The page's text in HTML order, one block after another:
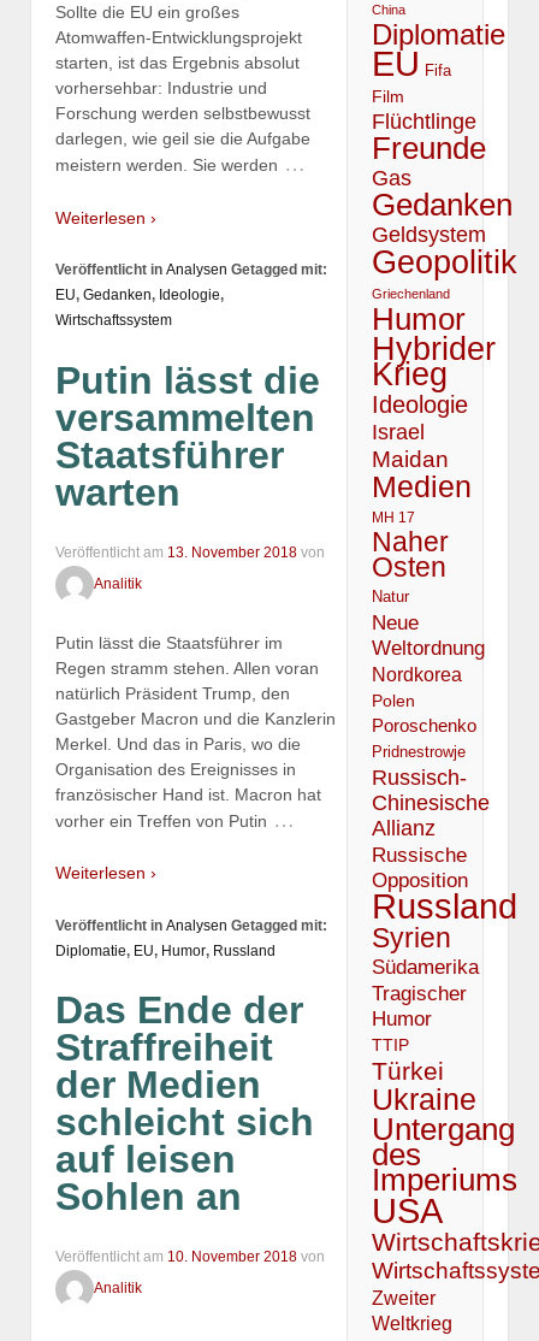
Sollte die EU ein großes
Atomwaffen-Entwicklungsprojekt
starten, ist das Ergebnis absolut
vorhersehbar: Industrie und
Forschung werden selbstbewusst
darlegen, wie geil sie die Aufgabe
meistern werden. Sie werden …
Weiterlesen ›
Veröffentlicht in Analysen Getagged mit:
EU, Gedanken, Ideologie,
Wirtschaftssystem
Putin lässt die
versammelten
Staatsführer
warten
Veröffentlicht am 13. November 2018 von
Analitik
Putin lässt die Staatsführer im
Regen stramm stehen. Allen voran
natürlich Präsident Trump, den
Gastgeber Macron und die Kanzlerin
Merkel. Und das in Paris, wo die
Organisation des Ereignisses in
französischer Hand ist. Macron hat
vorher ein Treffen von Putin …
Weiterlesen ›
Veröffentlicht in Analysen Getagged mit:
Diplomatie, EU, Humor, Russland
Das Ende der
Straffreiheit
der Medien
schleicht sich
auf leisen
Sohlen an
Veröffentlicht am 10. November 2018 von
Analitik
China
Diplomatie
EU Fifa
Film
Flüchtlinge
Freunde
Gas
Gedanken
Geldsystem
Geopolitik
Griechenland
Humor
Hybrider
Krieg
Ideologie
Israel
Maidan
Medien
MH 17
Naher
Osten
Natur
Neue
Weltordnung
Nordkorea
Polen
Poroschenko
Pridnestrowje
Russisch-
Chinesische
Allianz
Russische
Opposition
Russland
Syrien
Südamerika
Tragischer
Humor
TTIP
Türkei
Ukraine
Untergang
des
Imperiums
USA
Zweiter
Weltkrieg